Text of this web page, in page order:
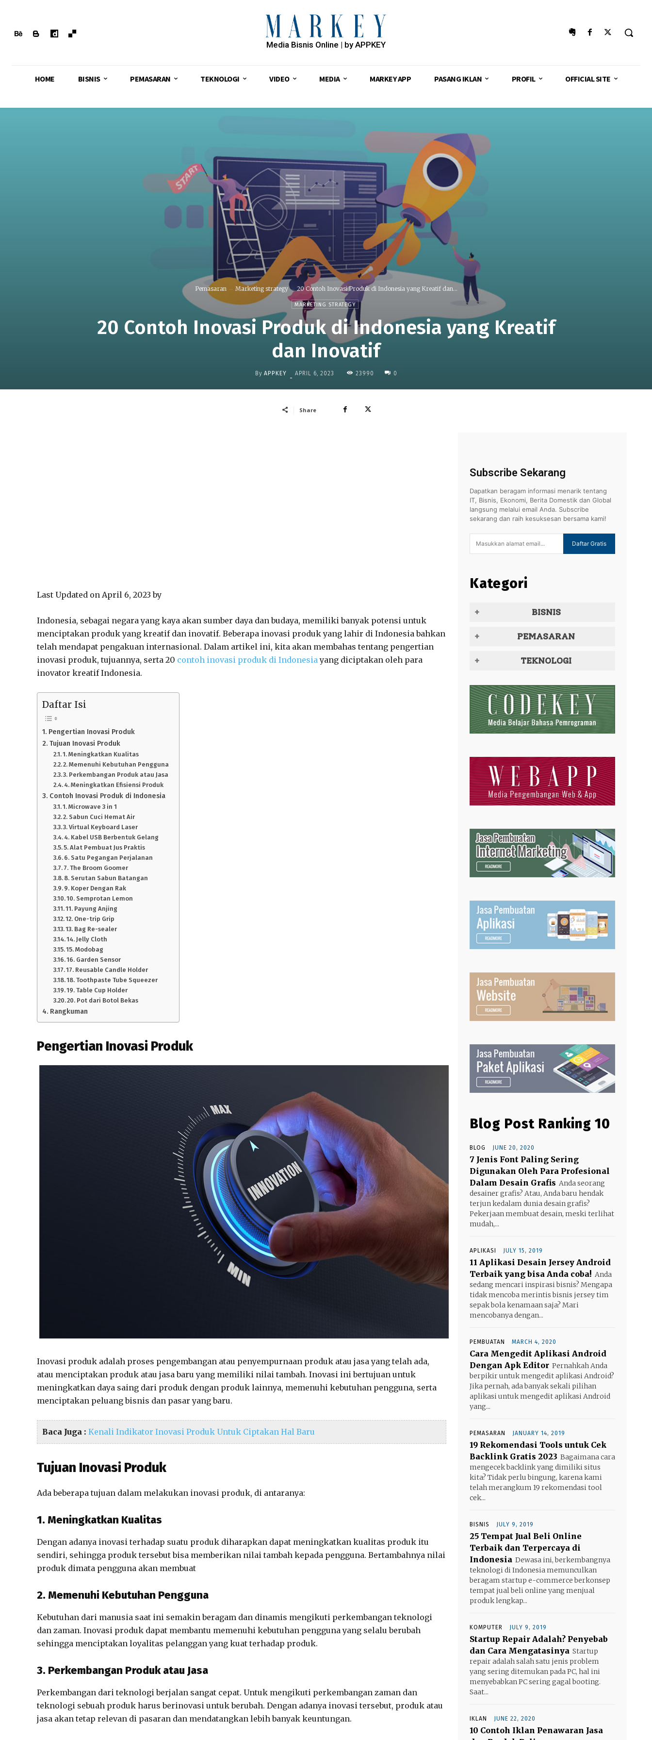
Media Bisnis Online | by APPKEY
HOME BISNIS PEMASARAN TEKNOLOGI VIDEO MEDIA MARKEY APP PASANG IKLAN PROFIL OFFICIAL SITE
Pemasaran Marketing strategy 20 Contoh Inovasi Produk di Indonesia yang Kreatif dan...
MARKETING STRATEGY
20 Contoh Inovasi Produk di Indonesia yang Kreatif
dan Inovatif
By APPKEY - APRIL 6, 2023 23990 0
Share
Last Updated on April 6, 2023 by
Indonesia, sebagai negara yang kaya akan sumber daya dan budaya, memiliki banyak potensi untuk
menciptakan produk yang kreatif dan inovatif. Beberapa inovasi produk yang lahir di Indonesia bahkan
telah mendapat pengakuan internasional. Dalam artikel ini, kita akan membahas tentang pengertian
inovasi produk, tujuannya, serta 20 contoh inovasi produk di Indonesia yang diciptakan oleh para
inovator kreatif Indonesia.
Daftar Isi
Pengertian Inovasi Produk
Tujuan Inovasi Produk
1. Meningkatkan Kualitas
2. Memenuhi Kebutuhan Pengguna
3. Perkembangan Produk atau Jasa
4. Meningkatkan Efisiensi Produk
Contoh Inovasi Produk di Indonesia
1. Microwave 3 in 1
2. Sabun Cuci Hemat Air
3. Virtual Keyboard Laser
4. Kabel USB Berbentuk Gelang
5. Alat Pembuat Jus Praktis
6. Satu Pegangan Perjalanan
7. The Broom Goomer
8. Serutan Sabun Batangan
9. Koper Dengan Rak
10. Semprotan Lemon
11. Payung Anjing
12. One-trip Grip
13. Bag Re-sealer
14. Jelly Cloth
15. Modobag
16. Garden Sensor
17. Reusable Candle Holder
18. Toothpaste Tube Squeezer
19. Table Cup Holder
20. Pot dari Botol Bekas
Rangkuman
Pengertian Inovasi Produk
Inovasi produk adalah proses pengembangan atau penyempurnaan produk atau jasa yang telah ada,
atau menciptakan produk atau jasa baru yang memiliki nilai tambah. Inovasi ini bertujuan untuk
meningkatkan daya saing dari produk dengan produk lainnya, memenuhi kebutuhan pengguna, serta
menciptakan peluang bisnis dan pasar yang baru.
Baca Juga : Kenali Indikator Inovasi Produk Untuk Ciptakan Hal Baru
Tujuan Inovasi Produk
Ada beberapa tujuan dalam melakukan inovasi produk, di antaranya:
1. Meningkatkan Kualitas
Dengan adanya inovasi terhadap suatu produk diharapkan dapat meningkatkan kualitas produk itu
sendiri, sehingga produk tersebut bisa memberikan nilai tambah kepada pengguna. Bertambahnya nilai
produk dimata pengguna akan membuat
2. Memenuhi Kebutuhan Pengguna
Kebutuhan dari manusia saat ini semakin beragam dan dinamis mengikuti perkembangan teknologi
dan zaman. Inovasi produk dapat membantu memenuhi kebutuhan pengguna yang selalu berubah
sehingga menciptakan loyalitas pelanggan yang kuat terhadap produk.
3. Perkembangan Produk atau Jasa
Perkembangan dari teknologi berjalan sangat cepat. Untuk mengikuti perkembangan zaman dan
teknologi sebuah produk harus berinovasi untuk berubah. Dengan adanya inovasi tersebut, produk atau
jasa akan tetap relevan di pasaran dan mendatangkan lebih banyak keuntungan.
Subscribe Sekarang
Dapatkan beragam informasi menarik tentang
IT, Bisnis, Ekonomi, Berita Domestik dan Global
langsung melalui email Anda. Subscribe
sekarang dan raih kesuksesan bersama kami!
Daftar Gratis
Kategori
BISNIS
PEMASARAN
TEKNOLOGI
Blog Post Ranking 10
BLOG JUNE 20, 2020
7 Jenis Font Paling Sering
Digunakan Oleh Para Profesional
Dalam Desain Grafis Anda seorang
desainer grafis? Atau, Anda baru hendak
terjun kedalam dunia desain grafis?
Pekerjaan membuat desain, meski terlihat
mudah,...
APLIKASI JULY 15, 2019
11 Aplikasi Desain Jersey Android
Terbaik yang bisa Anda coba! Anda
sedang mencari inspirasi bisnis? Mengapa
tidak mencoba merintis bisnis jersey tim
sepak bola kenamaan saja? Mari
mencobanya dengan...
PEMBUATAN MARCH 4, 2020
Cara Mengedit Aplikasi Android
Dengan Apk Editor Pernahkah Anda
berpikir untuk mengedit aplikasi Android?
Jika pernah, ada banyak sekali pilihan
aplikasi untuk mengedit aplikasi Android
yang...
PEMASARAN JANUARY 14, 2019
19 Rekomendasi Tools untuk Cek
Backlink Gratis 2023 Bagaimana cara
mengecek backlink yang dimiliki situs
kita? Tidak perlu bingung, karena kami
telah merangkum 19 rekomendasi tool
cek...
BISNIS JULY 9, 2019
25 Tempat Jual Beli Online
Terbaik dan Terpercaya di
Indonesia Dewasa ini, berkembangnya
teknologi di Indonesia memunculkan
beragam startup e-commerce berkonsep
tempat jual beli online yang menjual
produk lengkap...
KOMPUTER JULY 9, 2019
Startup Repair Adalah? Penyebab
dan Cara Mengatasinya Startup
repair adalah salah satu jenis problem
yang sering ditemukan pada PC, hal ini
menyebabkan PC sering gagal booting.
Saat...
IKLAN JUNE 22, 2020
10 Contoh Iklan Penawaran Jasa